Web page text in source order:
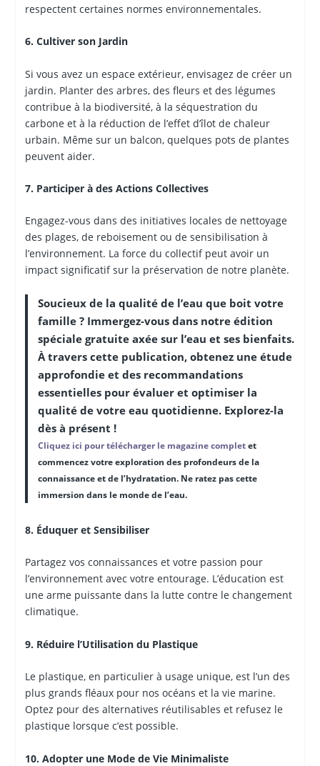
respectent certaines normes environnementales.
6. Cultiver son Jardin
Si vous avez un espace extérieur, envisagez de créer un
jardin. Planter des arbres, des fleurs et des légumes
contribue à la biodiversité, à la séquestration du
carbone et à la réduction de l’effet d’îlot de chaleur
urbain. Même sur un balcon, quelques pots de plantes
peuvent aider.
7. Participer à des Actions Collectives
Engagez-vous dans des initiatives locales de nettoyage
des plages, de reboisement ou de sensibilisation à
l’environnement. La force du collectif peut avoir un
impact significatif sur la préservation de notre planète.
Soucieux de la qualité de l’eau que boit votre
famille ? Immergez-vous dans notre édition
spéciale gratuite axée sur l’eau et ses bienfaits.
À travers cette publication, obtenez une étude
approfondie et des recommandations
essentielles pour évaluer et optimiser la
qualité de votre eau quotidienne. Explorez-la
dès à présent !
Cliquez ici pour télécharger le magazine completet
commencez votre exploration des profondeurs de la
connaissance et de l’hydratation. Ne ratez pas cette
immersion dans le monde de l’eau.
8. Éduquer et Sensibiliser
Partagez vos connaissances et votre passion pour
l’environnement avec votre entourage. L’éducation est
une arme puissante dans la lutte contre le changement
climatique.
9. Réduire l’Utilisation du Plastique
Le plastique, en particulier à usage unique, est l’un des
plus grands fléaux pour nos océans et la vie marine.
Optez pour des alternatives réutilisables et refusez le
plastique lorsque c’est possible.
10. Adopter une Mode de Vie Minimaliste